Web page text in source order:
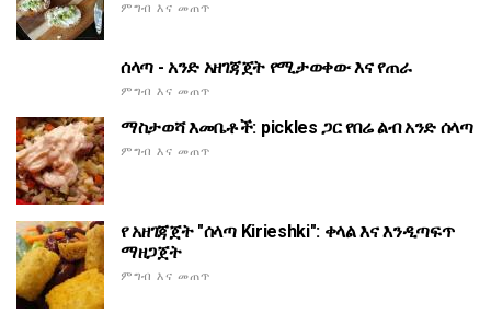
ምግብ እና መጠጥ
ሰላጣ - አንድ አዘገጃጀት የሚታወቀው እና የጠራ
ምግብ እና መጠጥ
ማስታወሻ እመቤቶች: pickles ጋር የበሬ ልብ አንድ ሰላጣ
ምግብ እና መጠጥ
የ አዘገጃጀት "ሰላጣ Kirieshki": ቀላል እና እንዲጣፍጥ
ማዘጋጀት
ምግብ እና መጠጥ